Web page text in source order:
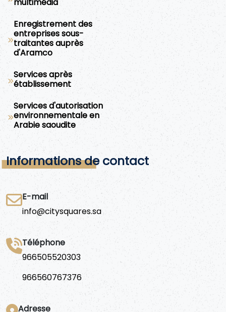
multimédia
Enregistrement des
entreprises sous-
traitantes auprès
d'Aramco
Services après
établissement
Services d'autorisation
environnementale en
Arabie saoudite
Informations de contact
E-mail
info@citysquares.sa
Téléphone
966505520303
966560767376
Adresse